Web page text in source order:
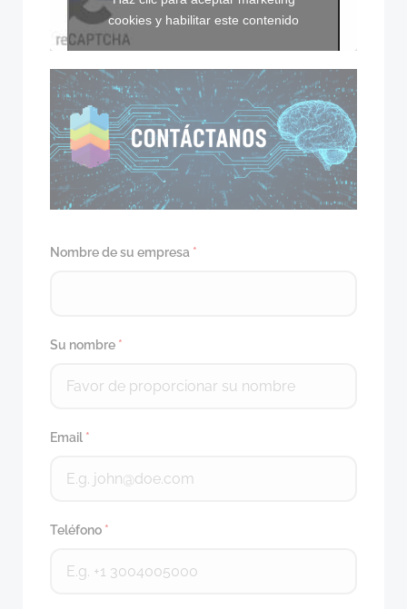
cookies y habilitar este contenido
Nombre de su empresa *
Su nombre *
Email *
Teléfono *